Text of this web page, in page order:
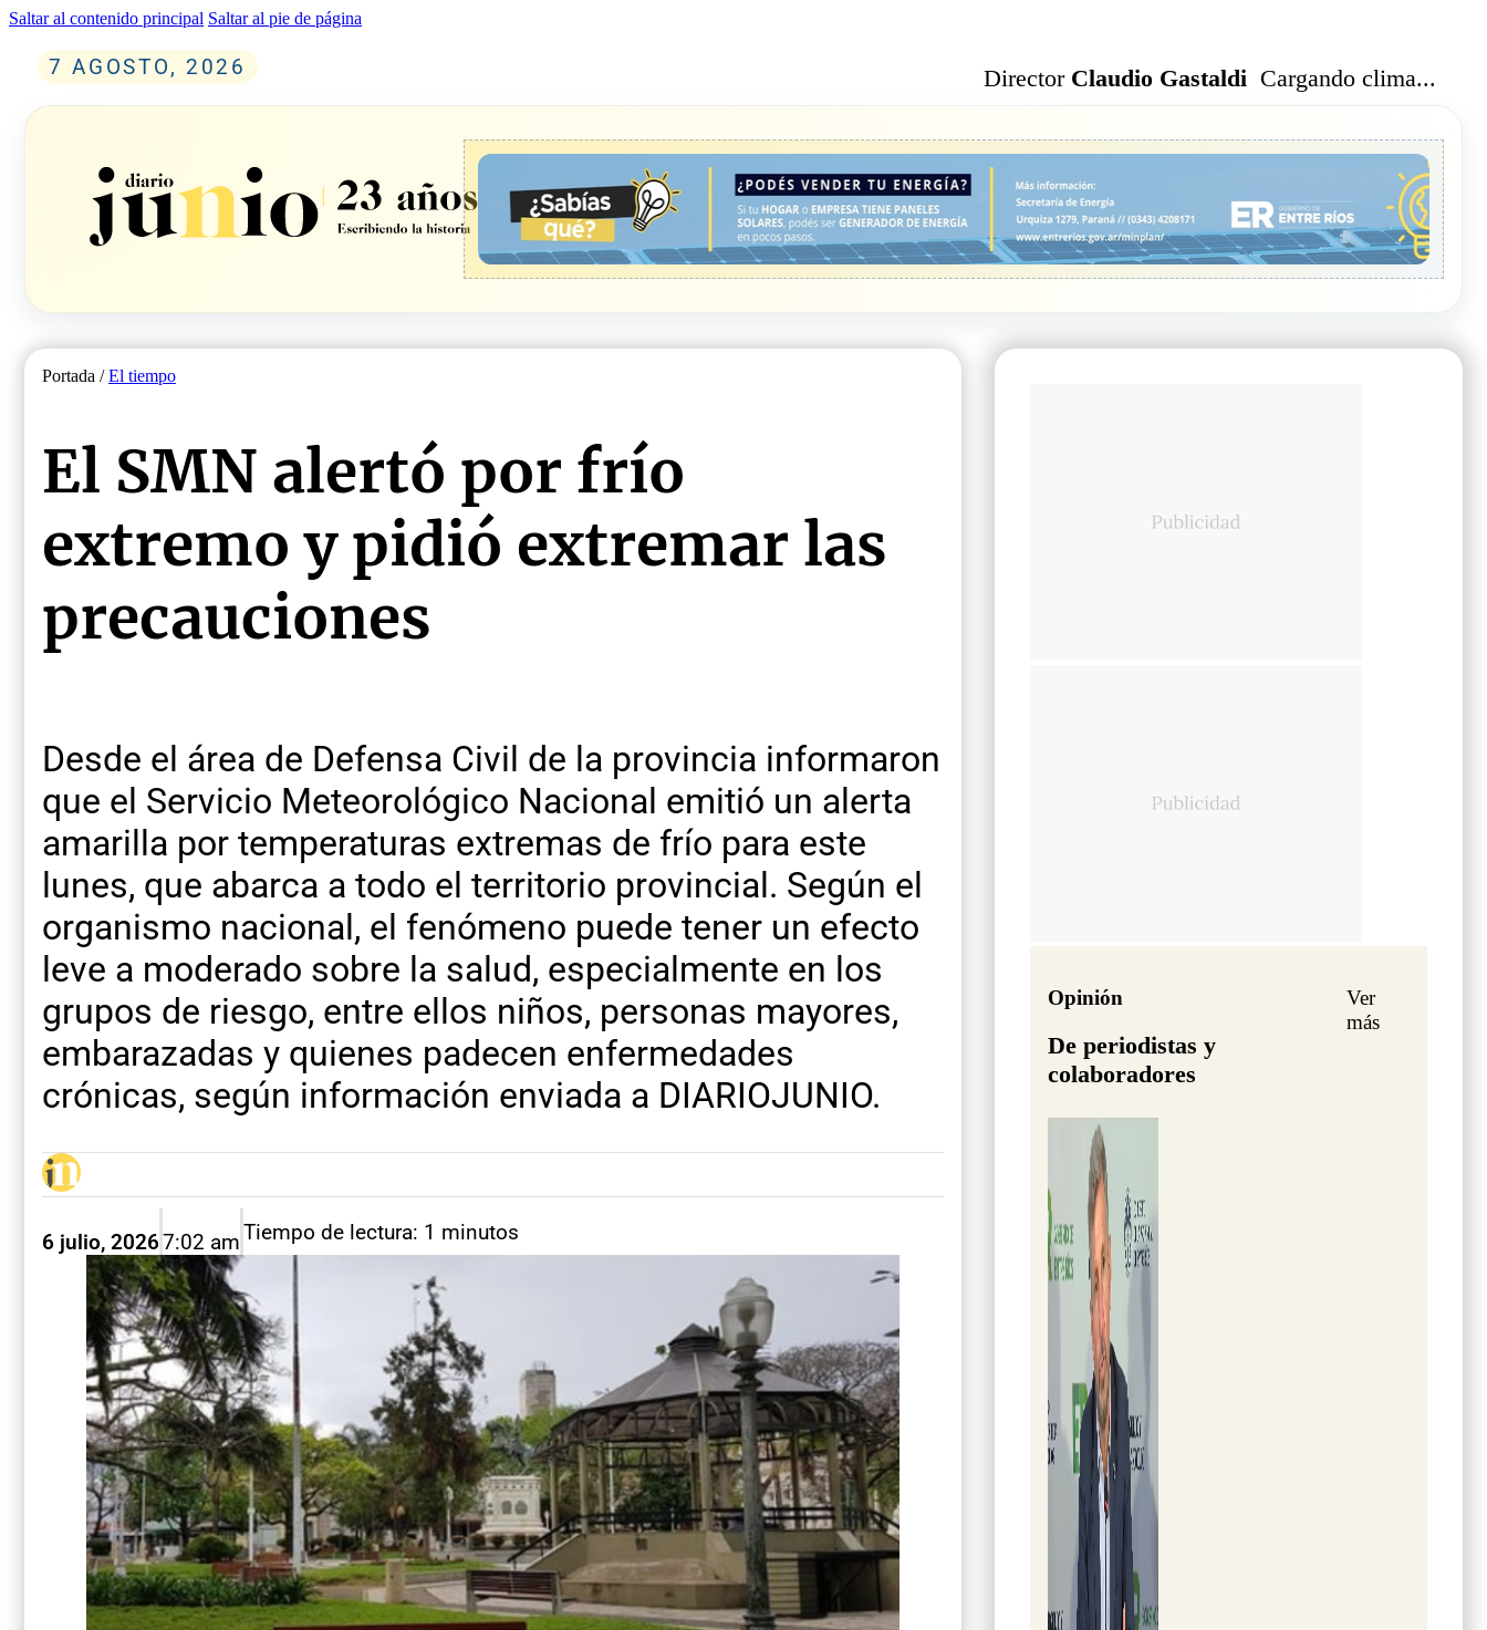
Saltar al contenido principal Saltar al pie de página
7 AGOSTO, 2026 Director Claudio Gastaldi Cargando clima...
Portada /El tiempo
El SMN alertó por frío
extremo y pidió extremar las
precauciones
Desde el área de Defensa Civil de la provincia informaron
que el Servicio Meteorológico Nacional emitió un alerta
amarilla por temperaturas extremas de frío para este
lunes, que abarca a todo el territorio provincial. Según el
organismo nacional, el fenómeno puede tener un efecto
leve a moderado sobre la salud, especialmente en los
grupos de riesgo, entre ellos niños, personas mayores,
embarazadas y quienes padecen enfermedades
crónicas, según información enviada a DIARIOJUNIO.
6 julio, 20267:02 amTiempo de lectura: 1 minutos
Opinión
De periodistas y
colaboradores
Ver
más